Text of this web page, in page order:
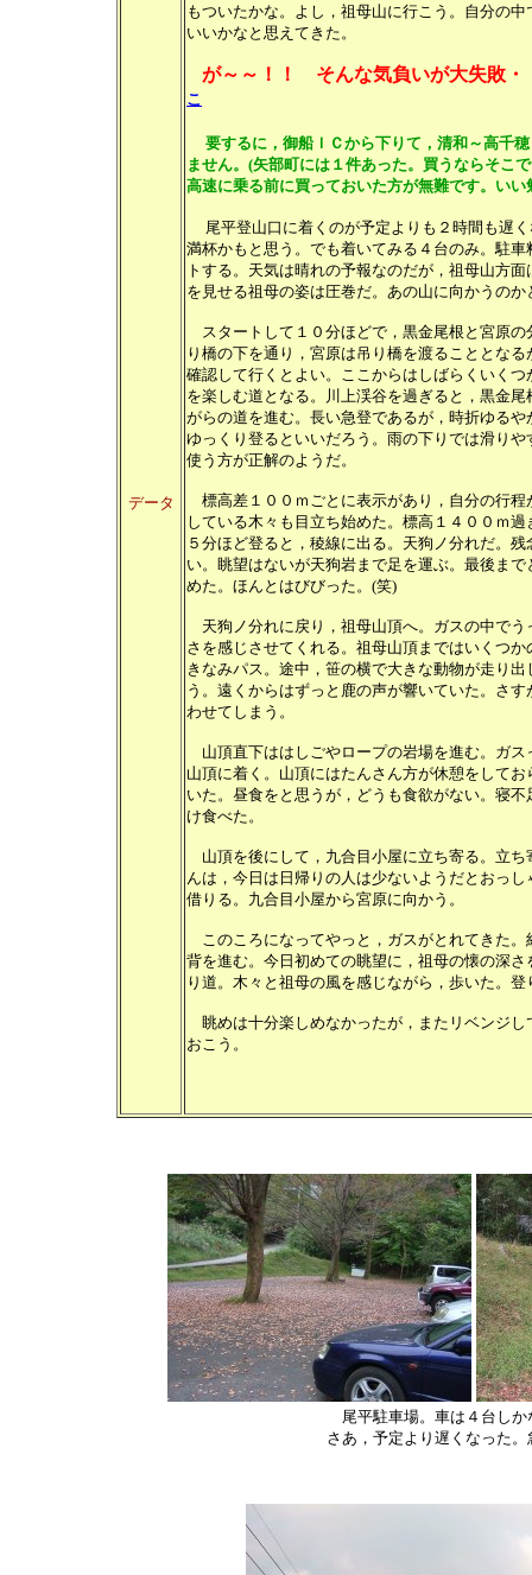
データ
もついたかな。よし，祖母山に行こう。自分の
いいかなと思えてきた。
が～～！！ そんな気負いが大失敗
こ
要するに，御船ＩＣから下りて，清和～高千
ません。(矢部町には１件あった。買うならそこ
高速に乗る前に買っておいた方が無難です。いい
尾平登山口に着くのが予定よりも２時間も遅
満杯かもと思う。でも着いてみる４台のみ。駐
トする。天気は晴れの予報なのだが，祖母山方
を見せる祖母の姿は圧巻だ。あの山に向かうの
スタートして１０分ほどで，黒金尾根と宮原
り橋の下を通り，宮原は吊り橋を渡ることとな
確認して行くとよい。ここからはしばらくいく
を楽しむ道となる。川上渓谷を過ぎると，黒金
がらの道を進む。長い急登であるが，時折ゆる
ゆっくり登るといいだろう。雨の下りでは滑り
使う方が正解のようだ。
標高差１００ｍごとに表示があり，自分の行
している木々も目立ち始めた。標高１４００ｍ
５分ほど登ると，稜線に出る。天狗ノ分れだ。
い。眺望はないが天狗岩まで足を運ぶ。最後ま
めた。ほんとはびびった。(笑)
天狗ノ分れに戻り，祖母山頂へ。ガスの中で
さを感じさせてくれる。祖母山頂まではいくつ
きなみパス。途中，笹の横で大きな動物が走り
う。遠くからはずっと鹿の声が響いていた。さ
わせてしまう。
山頂直下ははしごやロープの岩場を進む。ガ
山頂に着く。山頂にはたんさん方が休憩をして
いた。昼食をと思うが，どうも食欲がない。寝
け食べた。
山頂を後にして，九合目小屋に立ち寄る。立
んは，今日は日帰りの人は少ないようだとおっ
借りる。九合目小屋から宮原に向かう。
このころになってやっと，ガスがとれてきた
背を進む。今日初めての眺望に，祖母の懐の深
り道。木々と祖母の風を感じながら，歩いた。
眺めは十分楽しめなかったが，またリベンジ
おこう。
尾平駐車場。車は４台しか
さあ，予定より遅くなった